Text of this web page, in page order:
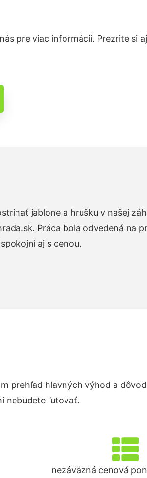
pre viac informácií. Prezrite si
jablone a hrušku v našej
Práca bola odvedená na
aj s cenou.
prehľad hlavných výhod a
nebudete ľutovať.
nezáväzná cenová